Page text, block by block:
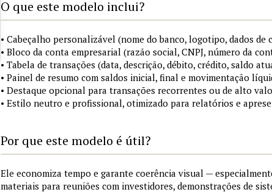
O que este modelo inclui?
• Cabeçalho personalizável (nome do banco, logotipo, dados de
• Bloco da conta empresarial (razão social, CNPJ, número da
• Tabela de transações (data, descrição, débito, crédito, saldo
• Painel de resumo com saldos inicial, final e movimentação
• Destaque opcional para transações recorrentes ou de alto
• Estilo neutro e profissional, otimizado para relatórios e
Por que este modelo é útil?
Ele economiza tempo e garante coerência visual —
materiais para reuniões com investidores, demonstrações de